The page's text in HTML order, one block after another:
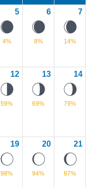
5
Z
4%
6
Y
8%
7
X
14%
12
T
59%
13
S
69%
14
R
79%
19
M
98%
20
L
94%
21
K
87%